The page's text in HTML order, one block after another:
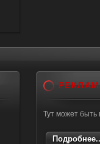
Тут может